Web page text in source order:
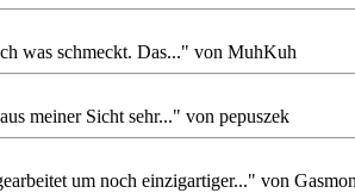
was schmeckt. Das..." von MuhKuh
meiner Sicht sehr..." von pepuszek
um noch einzigartiger..." von